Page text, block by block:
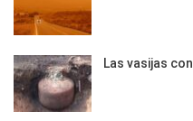
Las vasijas